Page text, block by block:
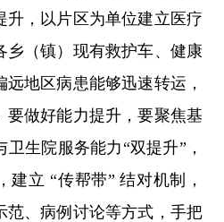
， 以片区为单位建立医疗
乡（镇）现有救护车、健康
地区病患能够迅速转运，
要做好能力提升，要聚焦基
卫生院服务能力“双提升”，
建立 “传帮带” 结对机制，
范、病例讨论等方式，手把